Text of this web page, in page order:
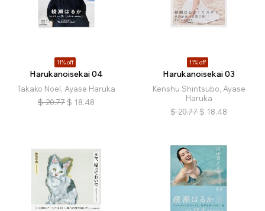
11% off
Harukanoisekai 04
Takako Noel, Ayase Haruka
$ 20.77 $ 18.48
11% off
Harukanoisekai 03
Kenshu Shintsubo, Ayase
Haruka
$ 20.77 $ 18.48